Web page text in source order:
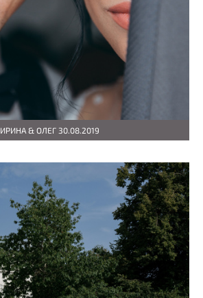
ИРИНА & ОЛЕГ 30.08.2019